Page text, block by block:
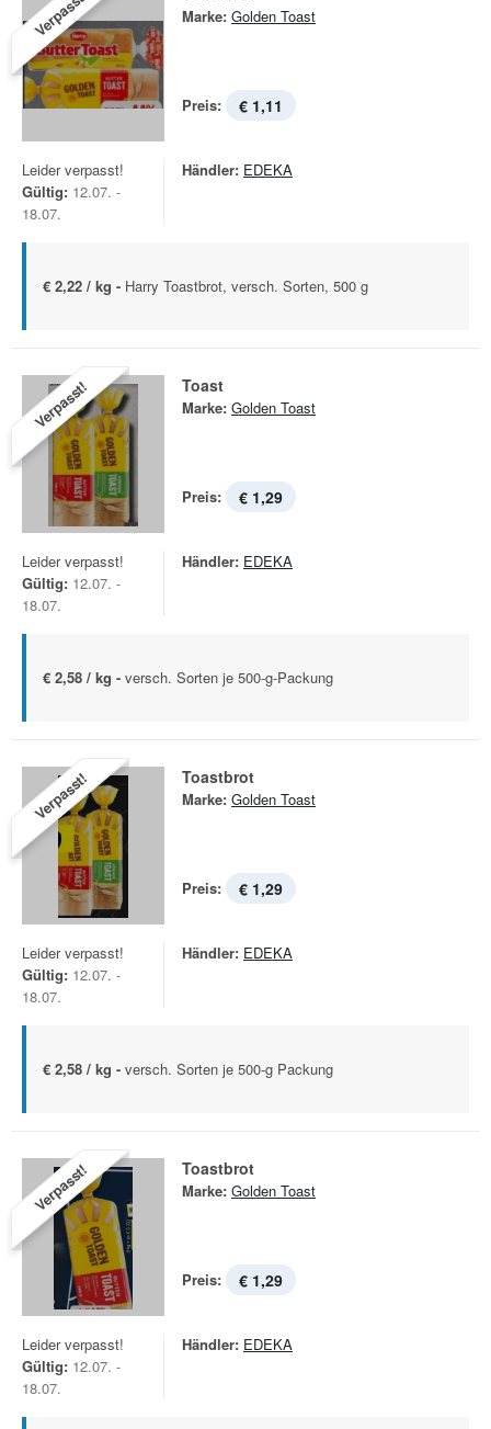
Verpasst! Marke: Golden Toast
Preis: € 1,11
Leider verpasst!
Gültig: 12.07. -
18.07.
Händler: EDEKA
€ 2,22 / kg - Harry Toastbrot, versch. Sorten, 500 g
Verpasst! Toast
Marke: Golden Toast
Preis: € 1,29
Leider verpasst!
Gültig: 12.07. -
18.07.
Händler: EDEKA
€ 2,58 / kg - versch. Sorten je 500-g-Packung
Verpasst! Toastbrot
Marke: Golden Toast
Preis: € 1,29
Leider verpasst!
Gültig: 12.07. -
18.07.
Händler: EDEKA
€ 2,58 / kg - versch. Sorten je 500-g Packung
Verpasst! Toastbrot
Marke: Golden Toast
Preis: € 1,29
Leider verpasst!
Gültig: 12.07. -
18.07.
Händler: EDEKA